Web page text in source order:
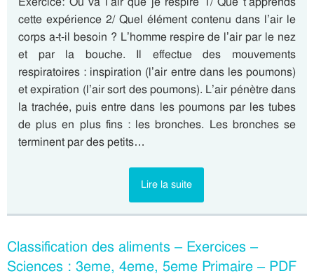
cette expérience 2/ Quel élément contenu dans l’air le
corps a-t-il besoin ? L’homme respire de l’air par le nez
et par la bouche. Il effectue des mouvements
respiratoires : inspiration (l’air entre dans les poumons)
et expiration (l’air sort des poumons). L’air pénètre dans
la trachée, puis entre dans les poumons par les tubes
de plus en plus fins : les bronches. Les bronches se
terminent par des petits…
Lire la suite
Classification des aliments – Exercices –
Sciences : 3eme, 4eme, 5eme Primaire – PDF